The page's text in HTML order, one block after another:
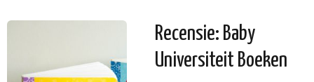
Recensie: Baby
Universiteit Boeken